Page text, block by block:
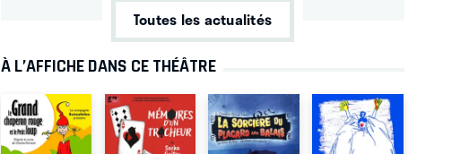
Toutes les actualités
À L’AFFICHE DANS CE THÉÂTRE